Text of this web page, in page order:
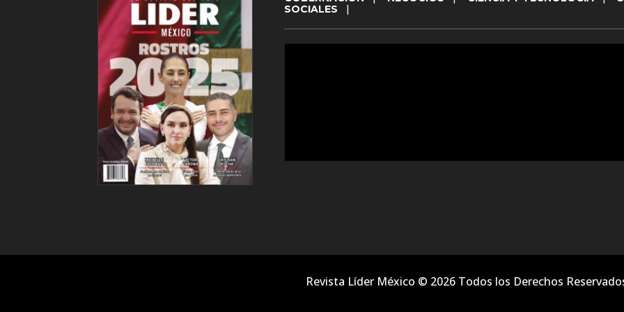
SOCIALES |
Revista Líder México © 2026 Todos los Derechos